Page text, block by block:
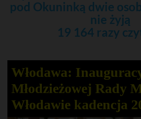
pod Okuninką dwie
nie żyją
19 164 razy
Włodawa:
Młodzieżowej Rady
Włodawie kadencja